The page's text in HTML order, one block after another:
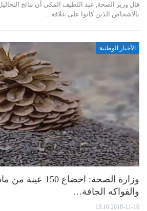
قال وزير الصحة, عبد اللطيف المكي أن نتائج
بالأشخاص الذين كانوا على علاقة…
الأخبار الوطنية
وزارة الصحة: اخضاع
والفواكه الجافة…
2018-11-16 13:10